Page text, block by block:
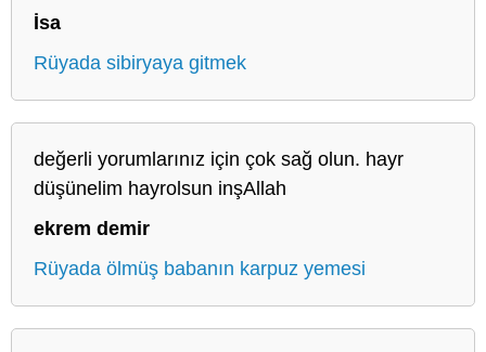
İsa
Rüyada sibiryaya gitmek
değerli yorumlarınız için çok sağ olun. hayr
düşünelim hayrolsun inşAllah
ekrem demir
Rüyada ölmüş babanın karpuz yemesi